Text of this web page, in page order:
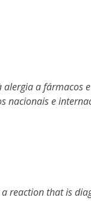
a
nacionais e
that is